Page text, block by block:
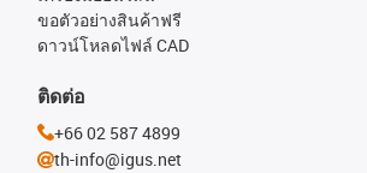
ขอตัวอย่างสินค้าฟรี
ดาวน์โหลดไฟล์ CAD
ติดต่อ
+66 02 587 4899
th-info@igus.net